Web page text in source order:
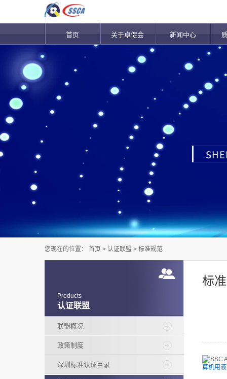
首页 关于卓促会 新闻中心
认证联盟
Products
联盟概况
政策制度
深圳标准认证目录
标
您现在的位置： 首页 > 认证联盟 > 标准规范
算机用